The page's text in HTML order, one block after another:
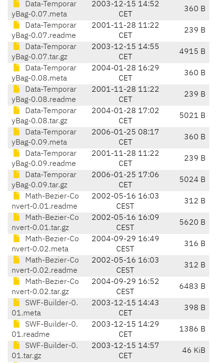
Data-Temporar
yBag-0.07.meta
2003-12-15 14:52
CET
360 B
Data-Temporar
yBag-0.07.readme
2001-11-28 11:22
CET
239 B
Data-Temporar
yBag-0.07.tar.gz
2003-12-15 14:55
CET
4915 B
Data-Temporar
yBag-0.08.meta
2004-01-28 16:29
CET
360 B
Data-Temporar
yBag-0.08.readme
2001-11-28 11:22
CET
239 B
Data-Temporar
yBag-0.08.tar.gz
2004-01-28 17:02
CET
5021 B
Data-Temporar
yBag-0.09.meta
2006-01-25 08:17
CET
360 B
Data-Temporar
yBag-0.09.readme
2001-11-28 11:22
CET
239 B
Data-Temporar
yBag-0.09.tar.gz
2006-01-25 17:06
CET
5024 B
Math-Bezier-Co
nvert-0.01.readme
2002-05-16 16:03
CEST
312 B
Math-Bezier-Co
nvert-0.01.tar.gz
2002-05-16 16:09
CEST
5620 B
Math-Bezier-Co
nvert-0.02.meta
2004-09-29 16:49
CEST
316 B
Math-Bezier-Co
nvert-0.02.readme
2002-05-16 16:03
CEST
312 B
Math-Bezier-Co
nvert-0.02.tar.gz
2004-09-29 16:52
CEST
6483 B
SWF-Builder-0.
01.meta
2003-12-15 14:43
CET
398 B
SWF-Builder-0.
01.readme
2003-12-15 14:29
CET
1386 B
SWF-Builder-0.
01.tar.gz
2003-12-15 14:57
CET
46 KiB